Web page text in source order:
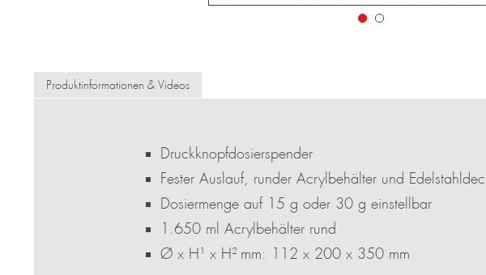
Produktinformationen & Videos
Druckknopfdosierspender
Fester Auslauf, runder Acrylbehälter und
Dosiermenge auf 15 g oder 30 g einstellbar
1.650 ml Acrylbehälter rund
Ø x H¹ x H² mm: 112 x 200 x 350 mm